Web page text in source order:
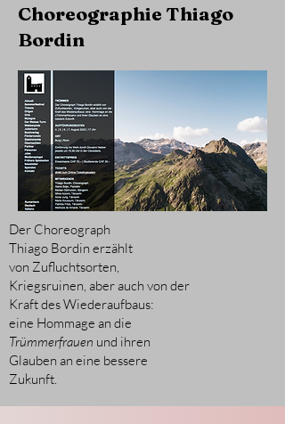
Choreographie Thiago
Bordin
Der Choreograph
Thiago Bordin erzählt
von Zufluchtsorten,
Kriegsruinen, aber auch von der
Kraft des Wiederaufbaus:
eine Hommage an die
Trümmerfrauen und ihren
Glauben an eine bessere
Zukunft.